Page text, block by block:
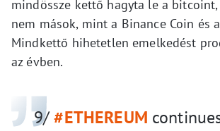
mindössze kettő hagyta le a bitcoint,
nem mások, mint a Binance Coin és
Mindkettő hihetetlen emelkedést
az évben.
9/#ETHEREUM